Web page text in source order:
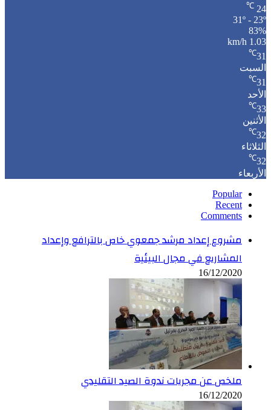
24
℃
31º - 23º
83%
1.03 km/h
31
℃
السبت
31
℃
الأحد
33
℃
الأثنين
32
℃
الثلاثاء
32
℃
الأربعاء
Popular
Recent
Comments
مشروع إعداد مرشد جمعوي خاص بالترافع وإعداد
المشاريع في مجال البيئية
16/12/2020
ملخص عن مجريات ندوة الصيد التقليدي
16/12/2020